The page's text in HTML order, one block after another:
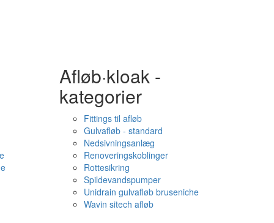
Afløb·kloak -
kategorier
Fittings til afløb
Gulvafløb - standard
Nedsivningsanlæg
Renoveringskoblinger
Rottesikring
Spildevandspumper
Unidrain gulvafløb bruseniche
Wavin sitech afløb